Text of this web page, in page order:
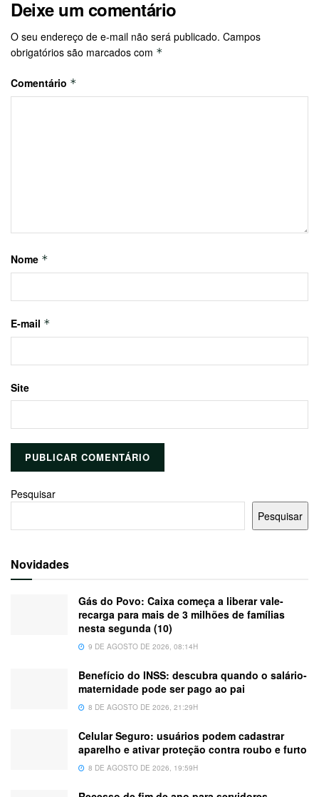
Deixe um comentário
O seu endereço de e-mail não será publicado. Campos
obrigatórios são marcados com *
Comentário *
Nome *
E-mail *
Site
Pesquisar
Pesquisar
Novidades
Gás do Povo: Caixa começa a liberar vale-
recarga para mais de 3 milhões de famílias
nesta segunda (10)
9 DE AGOSTO DE 2026, 08:14H
Benefício do INSS: descubra quando o salário-
maternidade pode ser pago ao pai
8 DE AGOSTO DE 2026, 21:29H
Celular Seguro: usuários podem cadastrar
aparelho e ativar proteção contra roubo e furto
8 DE AGOSTO DE 2026, 19:59H